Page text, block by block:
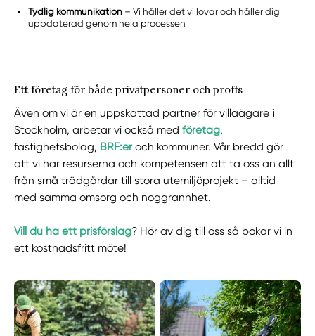
Tydlig kommunikation – Vi håller det vi lovar och håller dig
uppdaterad genom hela processen
Ett företag för både privatpersoner och proffs
Även om vi är en uppskattad partner för villaägare i
Stockholm, arbetar vi också medföretag,
fastighetsbolag, BRF:eroch kommuner. Vår bredd gör
att vi har resurserna och kompetensen att ta oss an allt
från små trädgårdar till stora utemiljöprojekt – alltid
med samma omsorg och noggrannhet.
Vill du ha ett prisförslag? Hör av dig till oss så bokar vi in
ett kostnadsfritt möte!